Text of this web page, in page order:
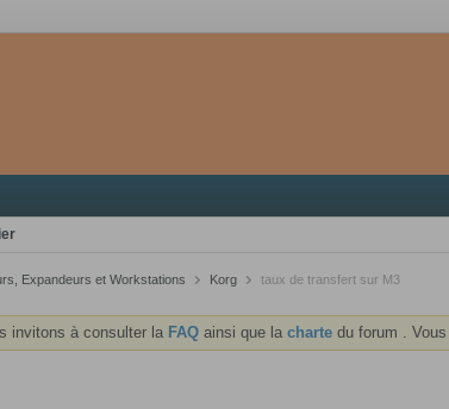
Expandeurs et Workstations Korg taux de transfert sur M3
invitons à consulter la FAQ ainsi que la charte du forum .